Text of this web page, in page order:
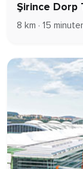
Şirince Dorp
8 km · 15